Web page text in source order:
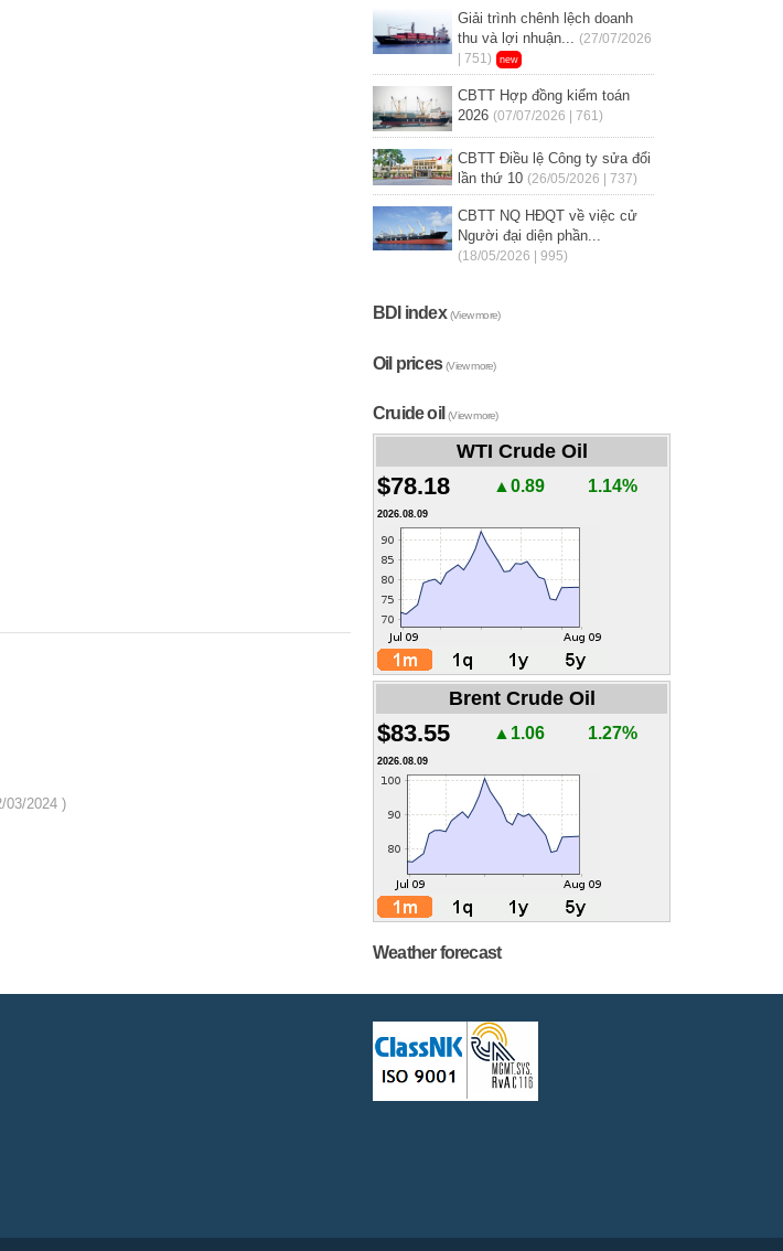
03/2024 )
Giải trình chênh lệch doanh
thu và lợi nhuận... (27/07/2026
| 751)
new
CBTT Hợp đồng kiểm toán
2026 (07/07/2026 | 761)
CBTT Điều lệ Công ty sửa đổi
lần thứ 10 (26/05/2026 | 737)
CBTT NQ HĐQT về việc cử
Người đại diện phần...
(18/05/2026 | 995)
BDI index(View more)
Oil prices(View more)
Cruide oil(View more)
WTI Crude Oil
$78.18 ▲0.89 1.14%
2026.08.09
Brent Crude Oil
$83.55 ▲1.06 1.27%
2026.08.09
Weather forecast